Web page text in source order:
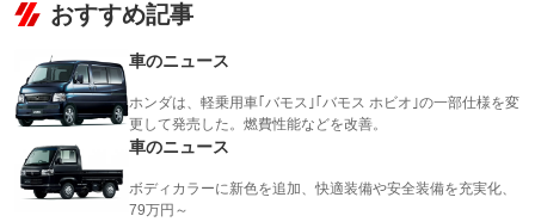
おすすめ記事
車のニュース
ホンダは、軽乗用車｢バモス｣｢バモス ホビオ｣の一部仕様を変
更して発売した。燃費性能などを改善。
車のニュース
ボディカラーに新色を追加、快適装備や安全装備を充実化、
79万円～